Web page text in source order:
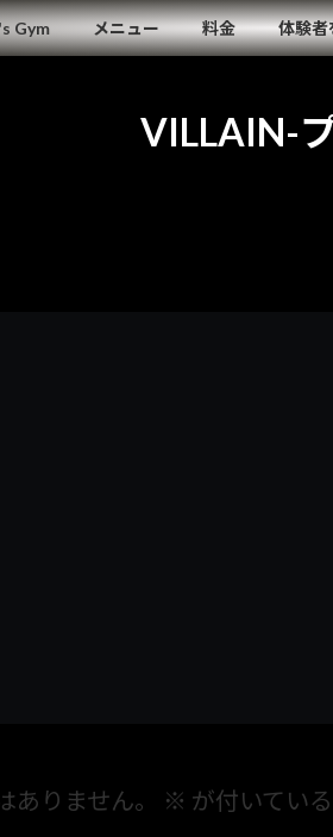
Gym メニュー 料金 体験者
VILLAIN-
りません。 ※ が付いてい